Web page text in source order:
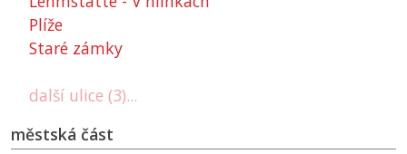
Plíže
Staré zámky
další ulice (3)...
městská část